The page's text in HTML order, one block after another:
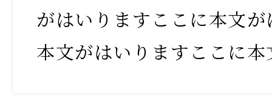
がはいりますここに本文
本文がはいりますここに